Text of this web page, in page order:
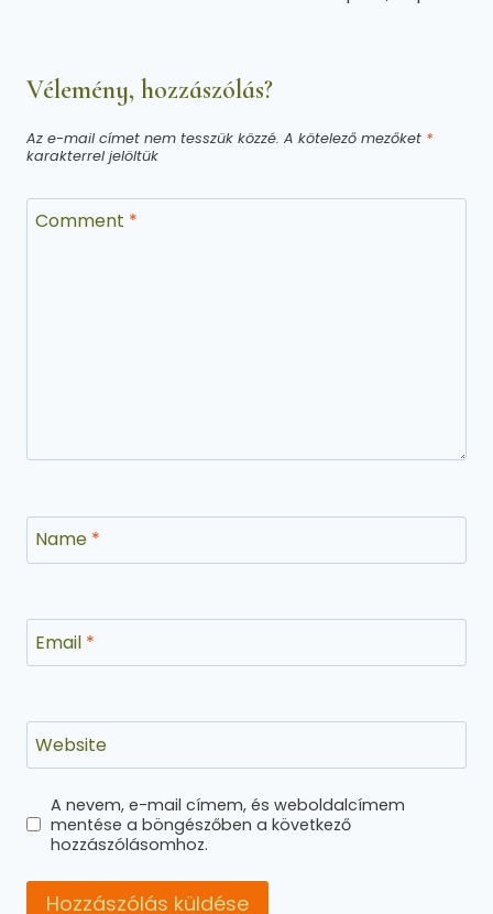
Vélemény, hozzászólás?
Az e-mail címet nem tesszük közzé. A kötelező mezőket *
karakterrel jelöltük
Comment *
Name *
Email *
Website
A nevem, e-mail címem, és weboldalcímem
mentése a böngészőben a következő
hozzászólásomhoz.